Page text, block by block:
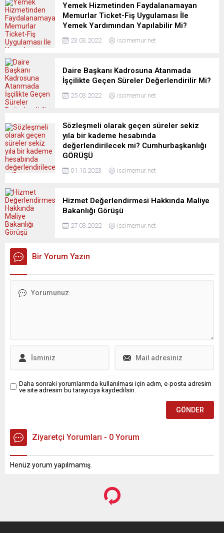
Yemek Hizmetinden Faydalanamayan
Memurlar Ticket-Fiş Uygulaması İle
Yemek Yardımından Yapılabilir Mi?
23.03.2022 iscimemur.net
Daire Başkanı Kadrosuna Atanmada
İşçilikte Geçen Süreler Değerlendirilir Mi?
25.03.2022 iscimemur.net
Sözleşmeli olarak geçen süreler sekiz
yıla bir kademe hesabında
değerlendirilecek mi? Cumhurbaşkanlığı
GÖRÜŞÜ
01.10.2023 iscimemur.net
Hizmet Değerlendirmesi Hakkında Maliye
Bakanlığı Görüşü
27.03.2022 iscimemur.net
Bir Yorum Yazın
Daha sonraki yorumlarımda kullanılması için adım, e-posta adresim
ve site adresim bu tarayıcıya kaydedilsin.
Ziyaretçi Yorumları - 0 Yorum
Henüz yorum yapılmamış.